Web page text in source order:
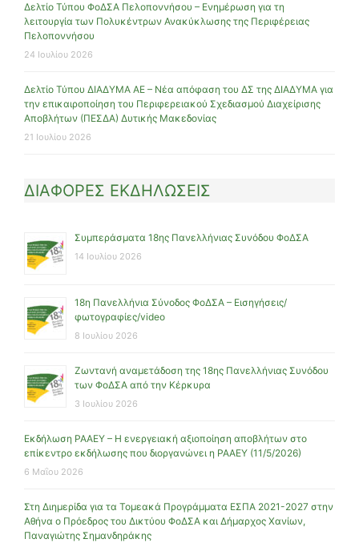
Δελτίο Τύπου ΦοΔΣΑ Πελοποννήσου – Ενημέρωση για τη
λειτουργία των Πολυκέντρων Ανακύκλωσης της Περιφέρειας
Πελοποννήσου
24 Ιουλίου 2026
Δελτίο Τύπου ΔΙΑΔΥΜΑ ΑΕ – Νέα απόφαση του ΔΣ της ΔΙΑΔΥΜΑ για
την επικαιροποίηση του Περιφερειακού Σχεδιασμού Διαχείρισης
Αποβλήτων (ΠΕΣΔΑ) Δυτικής Μακεδονίας
21 Ιουλίου 2026
ΔΙΑΦΟΡΕΣ ΕΚΔΗΛΩΣΕΙΣ
Συμπεράσματα 18ης Πανελλήνιας Συνόδου ΦοΔΣΑ
14 Ιουλίου 2026
18η Πανελλήνια Σύνοδος ΦοΔΣΑ – Εισηγήσεις/
φωτογραφίες/video
8 Ιουλίου 2026
Ζωντανή αναμετάδοση της 18ης Πανελλήνιας Συνόδου
των ΦοΔΣΑ από την Κέρκυρα
3 Ιουλίου 2026
Εκδήλωση ΡΑΑΕΥ – Η ενεργειακή αξιοποίηση αποβλήτων στο
επίκεντρο εκδήλωσης που διοργανώνει η ΡΑΑΕΥ (11/5/2026)
6 Μαΐου 2026
Στη Διημερίδα για τα Τομεακά Προγράμματα ΕΣΠΑ 2021-2027 στην
Αθήνα ο Πρόεδρος του Δικτύου ΦοΔΣΑ και Δήμαρχος Χανίων,
Παναγιώτης Σημανδηράκης